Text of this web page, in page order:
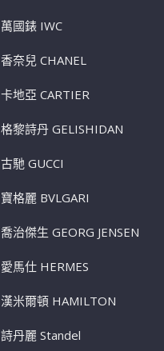
萬國錶 IWC
香奈兒 CHANEL
卡地亞 CARTIER
格黎詩丹 GELISHIDAN
古馳 GUCCI
寶格麗 BVLGARI
喬治傑生 GEORG JENSEN
愛馬仕 HERMES
漢米爾頓 HAMILTON
詩丹麗 Standel